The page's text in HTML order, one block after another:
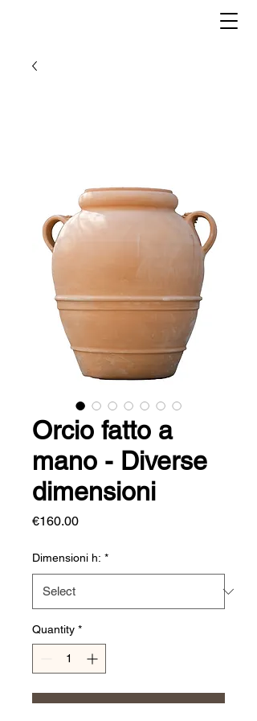
Orcio fatto a
mano - Diverse
dimensioni
€160.00Price
Dimensioni h: *
Quantity *
Add to Cart